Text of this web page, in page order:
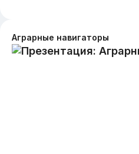
Аграрные навигаторы